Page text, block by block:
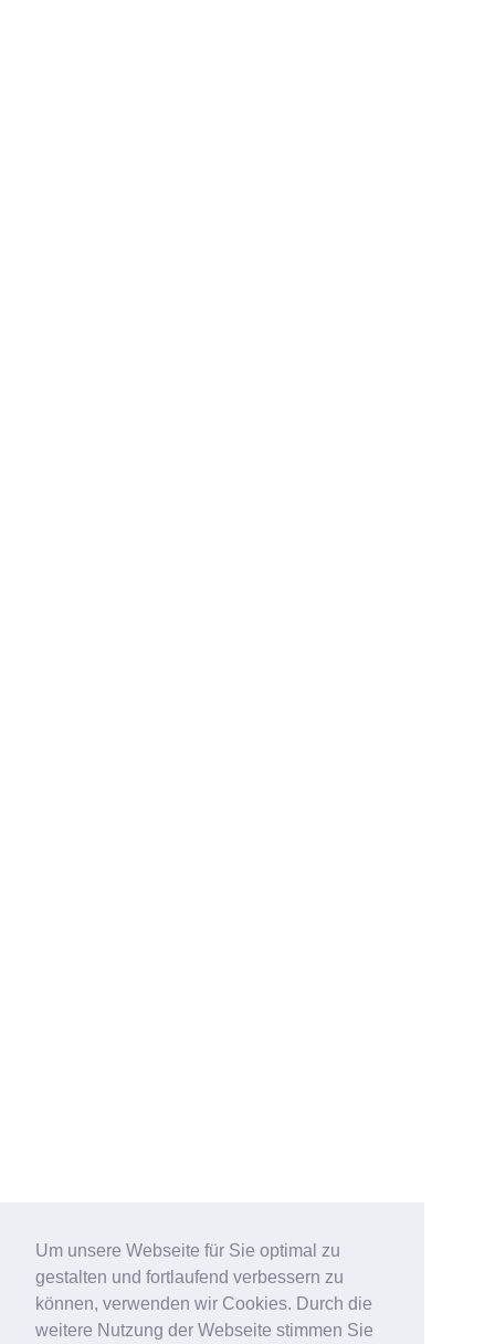
Um unsere Webseite für Sie optimal zu
gestalten und fortlaufend verbessern zu
können, verwenden wir Cookies. Durch die
weitere Nutzung der Webseite stimmen Sie